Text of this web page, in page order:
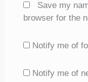
Save my
browser for the
Notify me of
Notify me of